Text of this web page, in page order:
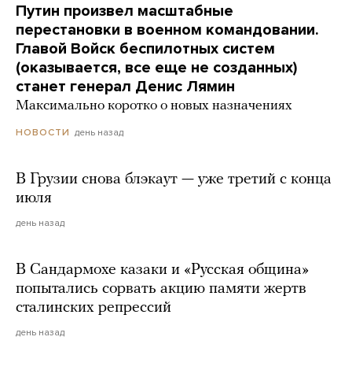
Путин произвел масштабные
перестановки в военном командовании.
Главой Войск беспилотных систем
(оказывается, все еще не созданных)
станет генерал Денис Лямин
Максимально коротко о новых назначениях
НОВОСТИ день назад
В Грузии снова блэкаут — уже третий с конца
июля
день назад
В Сандармохе казаки и «Русская община»
попытались сорвать акцию памяти жертв
сталинских репрессий
день назад